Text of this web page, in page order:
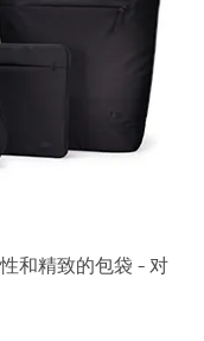
和精致的包袋 - 对